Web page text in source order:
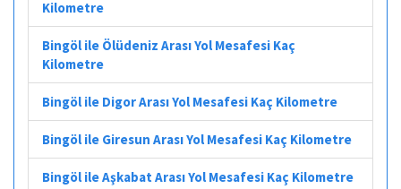
Kilometre
Bingöl ile Ölüdeniz Arası Yol Mesafesi Kaç
Kilometre
Bingöl ile Digor Arası Yol Mesafesi Kaç Kilometre
Bingöl ile Giresun Arası Yol Mesafesi Kaç Kilometre
Bingöl ile Aşkabat Arası Yol Mesafesi Kaç Kilometre